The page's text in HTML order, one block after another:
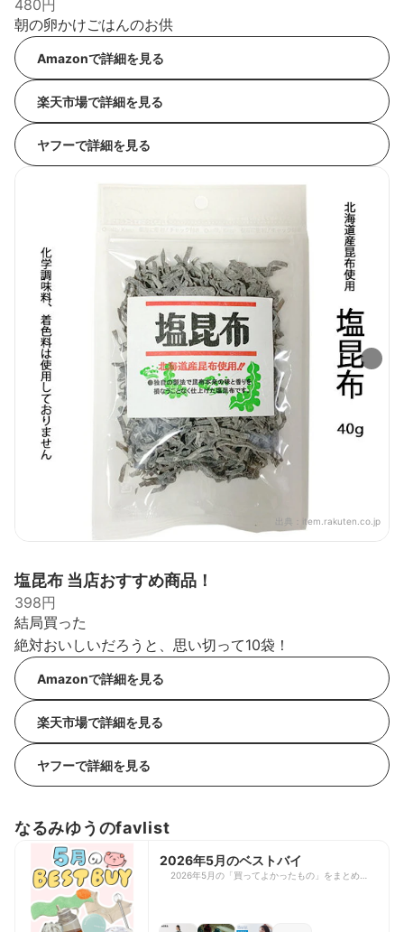
480円
朝の卵かけごはんのお供
Amazonで詳細を見る
楽天市場で詳細を見る
ヤフーで詳細を見る
出典： item.rakuten.co.jp
塩昆布 当店おすすめ商品！
398円
結局買った
絶対おいしいだろうと、思い切って10袋！
Amazonで詳細を見る
楽天市場で詳細を見る
ヤフーで詳細を見る
なるみゆうのfavlist
2026年5月のベストバイ
2026年5月の「買ってよかったもの」をまとめまし